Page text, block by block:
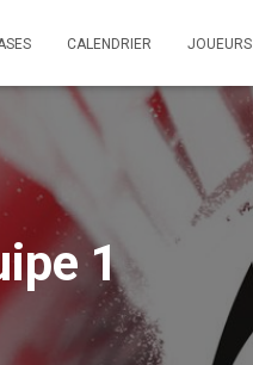
CALENDRIER JOUEURS
1